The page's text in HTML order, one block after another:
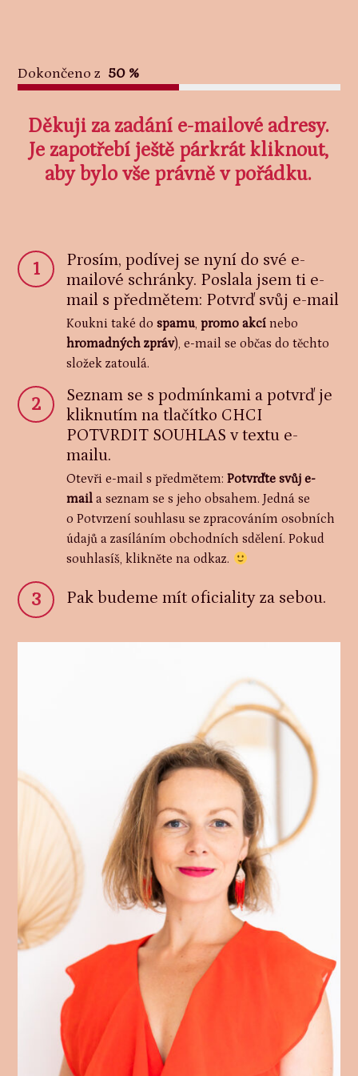
Dokončeno z 50 %
Děkuji za zadání e-mailové adresy.
Je zapotřebí ještě párkrát kliknout,
aby bylo vše právně v pořádku.
1
Prosím, podívej se nyní do své e-
mailové schránky. Poslala jsem ti e-
mail s předmětem: Potvrď svůj e-mail
Koukni také dospamu,promo akcí nebo
hromadných zpráv), e-mail se občas do těchto
složek zatoulá.
2
Seznam se s podmínkami a potvrď je
kliknutím na tlačítko CHCI
POTVRDIT SOUHLAS v textu e-
mailu.
Otevři e-mail s předmětem:Potvrďte svůj e-
mail a seznam se s jeho obsahem. Jedná se
o Potvrzení souhlasu se zpracováním osobních
údajů a zasíláním obchodních sdělení. Pokud
souhlasíš, klikněte na odkaz.
3 Pak budeme mít oficiality za sebou.